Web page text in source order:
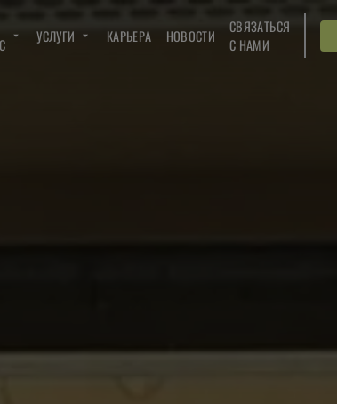
УСЛУГИ КАРЬЕРА НОВОСТИ
СВЯЗАТЬСЯ
С НАМИ